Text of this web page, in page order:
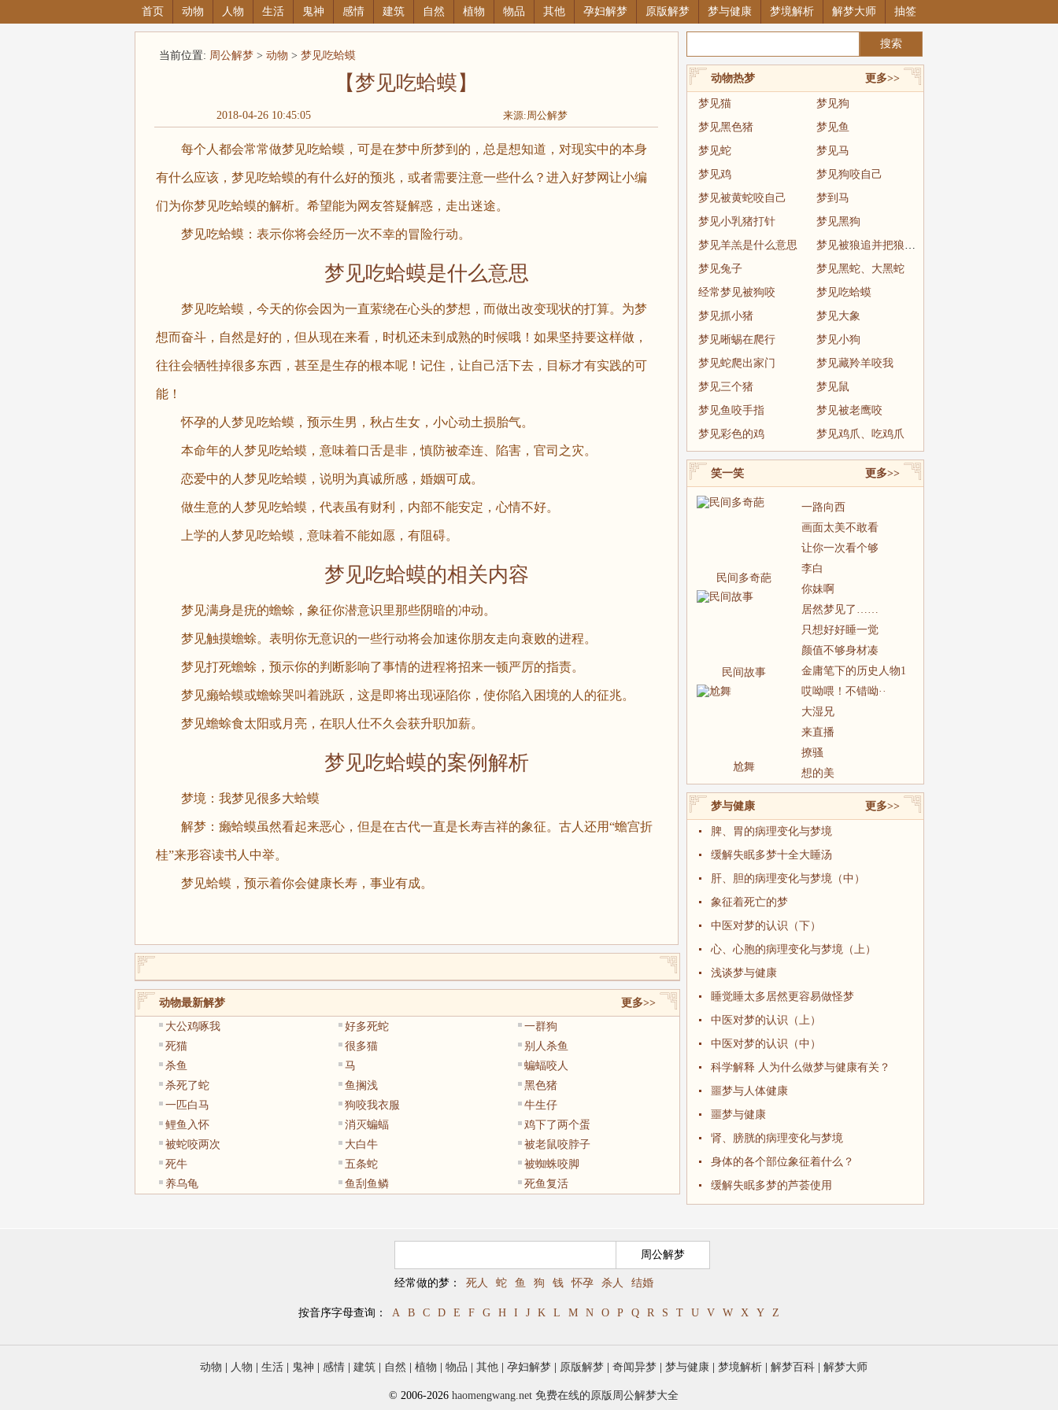
首页 动物 人物 生活 鬼神 感情 建筑 自然 植物 物品 其他 孕妇解梦 原版解梦 梦与健康 梦境解析 解梦大师 抽签
当前位置: 周公解梦> 动物 > 梦见吃蛤蟆
【梦见吃蛤蟆】
2018-04-26 10:45:05 来源:周公解梦
每个人都会常常做梦见吃蛤蟆，可是在梦中所梦到的，总是想知道，对现实中的本身
有什么应该，梦见吃蛤蟆的有什么好的预兆，或者需要注意一些什么？进入好梦网让小编
们为你梦见吃蛤蟆的解析。希望能为网友答疑解惑，走出迷途。
梦见吃蛤蟆：表示你将会经历一次不幸的冒险行动。
梦见吃蛤蟆是什么意思
梦见吃蛤蟆，今天的你会因为一直萦绕在心头的梦想，而做出改变现状的打算。为梦
想而奋斗，自然是好的，但从现在来看，时机还未到成熟的时候哦！如果坚持要这样做，
往往会牺牲掉很多东西，甚至是生存的根本呢！记住，让自己活下去，目标才有实践的可
能！
怀孕的人梦见吃蛤蟆，预示生男，秋占生女，小心动土损胎气。
本命年的人梦见吃蛤蟆，意味着口舌是非，慎防被牵连、陷害，官司之灾。
恋爱中的人梦见吃蛤蟆，说明为真诚所感，婚姻可成。
做生意的人梦见吃蛤蟆，代表虽有财利，内部不能安定，心情不好。
上学的人梦见吃蛤蟆，意味着不能如愿，有阻碍。
梦见吃蛤蟆的相关内容
梦见满身是疣的蟾蜍，象征你潜意识里那些阴暗的冲动。
梦见触摸蟾蜍。表明你无意识的一些行动将会加速你朋友走向衰败的进程。
梦见打死蟾蜍，预示你的判断影响了事情的进程将招来一顿严厉的指责。
梦见癞蛤蟆或蟾蜍哭叫着跳跃，这是即将出现诬陷你，使你陷入困境的人的征兆。
梦见蟾蜍食太阳或月亮，在职人仕不久会获升职加薪。
梦见吃蛤蟆的案例解析
梦境：我梦见很多大蛤蟆
解梦：癞蛤蟆虽然看起来恶心，但是在古代一直是长寿吉祥的象征。古人还用“蟾宫折
桂”来形容读书人中举。
梦见蛤蟆，预示着你会健康长寿，事业有成。
动物最新解梦
更多>>
大公鸡啄我
好多死蛇
一群狗
死猫
很多猫
别人杀鱼
杀鱼
马
蝙蝠咬人
杀死了蛇
鱼搁浅
黑色猪
一匹白马
狗咬我衣服
牛生仔
鲤鱼入怀
消灭蝙蝠
鸡下了两个蛋
被蛇咬两次
大白牛
被老鼠咬脖子
死牛
五条蛇
被蜘蛛咬脚
养乌龟
鱼刮鱼鳞 死鱼复活
更多>>
动物热梦
梦见猫
梦见狗
梦见黑色猪
梦见鱼
梦见蛇
梦见马
梦见鸡
梦见狗咬自己
梦见被黄蛇咬自己
梦到马
梦见小乳猪打针
梦见黑狗
梦见羊羔是什么意思
梦见被狼追并把狼制服
梦见兔子
梦见黑蛇、大黑蛇
经常梦见被狗咬
梦见吃蛤蟆
梦见抓小猪
梦见大象
梦见晰蜴在爬行
梦见小狗
梦见蛇爬出家门
梦见藏羚羊咬我
梦见三个猪
梦见鼠
梦见鱼咬手指
梦见被老鹰咬
梦见彩色的鸡
梦见鸡爪、吃鸡爪
更多>>
笑一笑
民间多奇葩
民间故事
尬舞
一路向西
画面太美不敢看
让你一次看个够
李白
你妹啊
居然梦见了……
只想好好睡一觉
颜值不够身材凑
金庸笔下的历史人物1
哎呦喂！不错呦··
大湿兄
来直播
撩骚
想的美
更多>>
梦与健康
脾、胃的病理变化与梦境
缓解失眠多梦十全大睡汤
肝、胆的病理变化与梦境（中）
象征着死亡的梦
中医对梦的认识（下）
心、心胞的病理变化与梦境（上）
浅谈梦与健康
睡觉睡太多居然更容易做怪梦
中医对梦的认识（上）
中医对梦的认识（中）
科学解释 人为什么做梦与健康有关？
噩梦与人体健康
噩梦与健康
肾、膀胱的病理变化与梦境
身体的各个部位象征着什么？
缓解失眠多梦的芦荟使用
经常做的梦： 死人 蛇 鱼 狗 钱 怀孕 杀人 结婚
按音序字母查询： A B C D E F G H I J K L M N O P Q R S T U V W X Y Z
动物 人物 生活 鬼神 感情 建筑 自然 植物 物品 其他 孕妇解梦 原版解梦 奇闻异梦 梦与健康 梦境解析 解梦百科 解梦大师
© 2006-2026 haomengwang.net 免费在线的原版周公解梦大全